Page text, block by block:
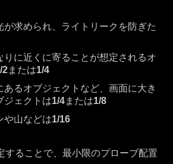
が求められ、ライトリークを防ぎた
りに近くに寄ることが想定されるオ
2または1/4
あるオブジェクトなど、画面に大き
ジェクトは1/4または1/8
や山などは1/16
することで、最小限のプローブ配置